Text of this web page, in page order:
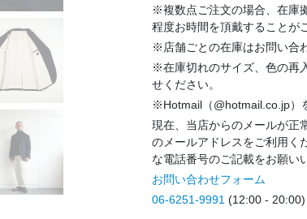
※複数点ご注文の場合、在庫
程度お時間を頂戴することが
※店舗ごとの在庫はお問い合
※在庫切れのサイズ、色の再
せください。
※Hotmail（@hotmail.co.jp）
現在、当店からのメールが正
のメールアドレスをご利用く
な電話番号のご記載をお願い
お問い合わせフォーム
06-6251-9991 (12:00 - 20:00)